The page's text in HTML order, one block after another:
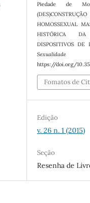
Piedade de
HOMOSSEXUAL
HISTÓRICA DA
DISPOSITIVOS DE
Sexualidade
https://doi.org/
Fomatos de
Edição
v. 26 n. 1 (2015)
Seção
Resenha de